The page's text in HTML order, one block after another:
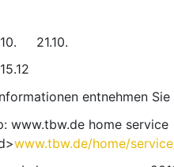
28.7
14.10.
entnehmen
www.tbw.de home service
www.tbw.de/home/